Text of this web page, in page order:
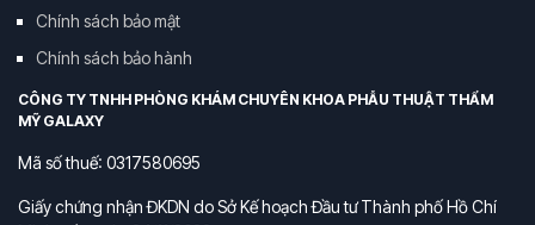
Chính sách bảo mật
Chính sách bảo hành
CÔNG TY TNHH PHÒNG KHÁM CHUYÊN KHOA PHẪU THUẬT THẨM
MỸ GALAXY
Mã số thuế: 0317580695
Giấy chứng nhận ĐKDN do Sở Kế hoạch Đầu tư Thành phố Hồ Chí